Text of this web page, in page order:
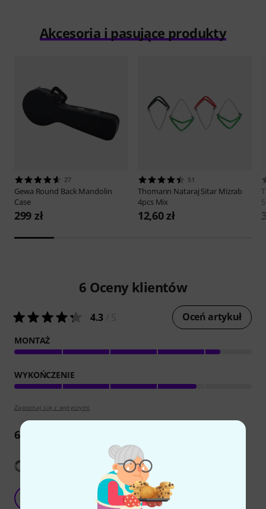
Akcesoria i pasujące produkty
27
Gewa Round Back Mandolin
Case
299 zł
51
Thomann Nataraj Sitar Mizrab
4pcs Mix
12,60 zł
6 Oceny klientów
4.3 Oceń artykuł
MONTAŻ
WYKOŃCZENIE
Zapoznaj się z wytyczymi
6Opinie
galndi 24.04.2020